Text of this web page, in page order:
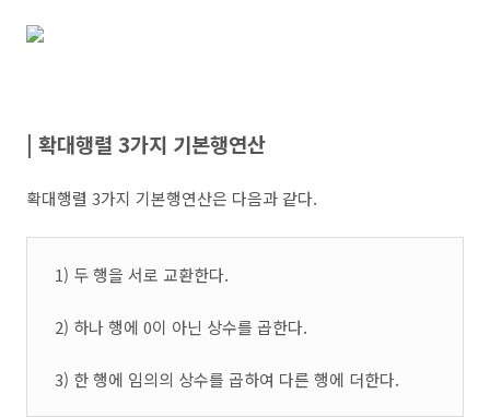
| 확대행렬 3가지 기본행연산
확대행렬 3가지 기본행연산은 다음과 같다.
1) 두 행을 서로 교환한다.
2) 하나 행에 0이 아닌 상수를 곱한다.
3) 한 행에 임의의 상수를 곱하여 다른 행에 더한다.